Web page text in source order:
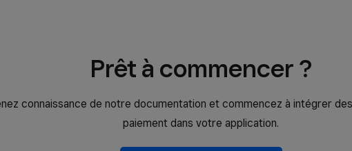
Prêt à commencer ?
connaissance de notre documentation et commencez à intégrer
paiement dans votre application.